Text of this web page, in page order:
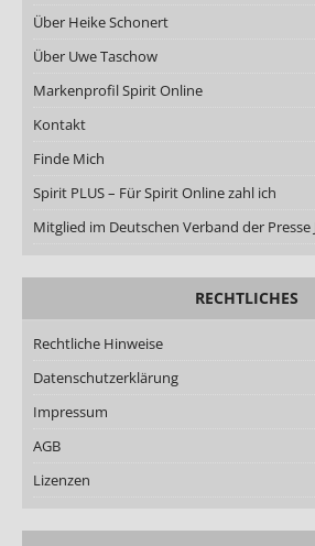
Über Heike Schonert
Über Uwe Taschow
Markenprofil Spirit Online
Kontakt
Finde Mich
Spirit PLUS – Für Spirit Online zahl ich
Mitglied im Deutschen Verband der Presse
RECHTLICHES
Rechtliche Hinweise
Datenschutzerklärung
Impressum
AGB
Lizenzen